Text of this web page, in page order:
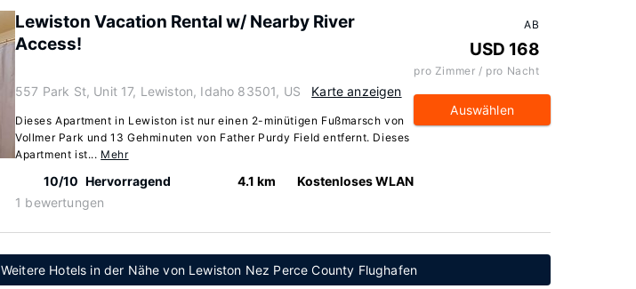
Lewiston Vacation Rental w/ Nearby River
Access!
557 Park St, Unit 17, Lewiston, Idaho 83501, US Karte anzeigen
Dieses Apartment in Lewiston ist nur einen 2-minütigen Fußmarsch von
Vollmer Park und 13 Gehminuten von Father Purdy Field entfernt. Dieses
Apartment ist... Mehr
10/10 Hervorragend
1 bewertungen
4.1 km Kostenloses WLAN
AB
USD 168
pro Zimmer / pro Nacht
Auswählen
Weitere Hotels in der Nähe von Lewiston Nez Perce County Flughafen